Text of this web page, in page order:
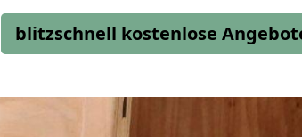
blitzschnell kostenlose